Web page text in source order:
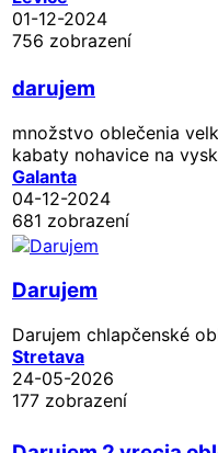
01-12-2024
756 zobrazení
darujem
množstvo oblečenia
kabaty nohavice na
Galanta
04-12-2024
681 zobrazení
Darujem
Darujem chlapčenské
Stretava
24-05-2026
177 zobrazení